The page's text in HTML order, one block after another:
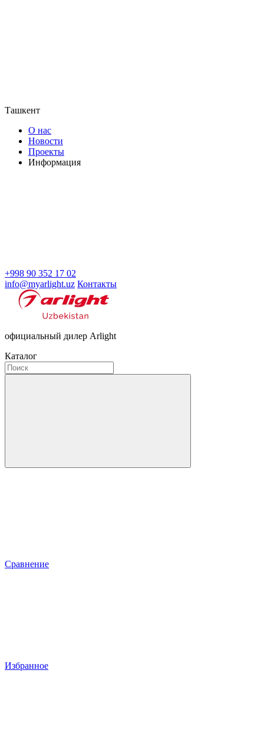
Ташкент
О нас
Новости
Проекты
Информация
+998 90 352 17 02
info@myarlight.uz Контакты
официальный дилер Arlight
Каталог
Сравнение
Избранное